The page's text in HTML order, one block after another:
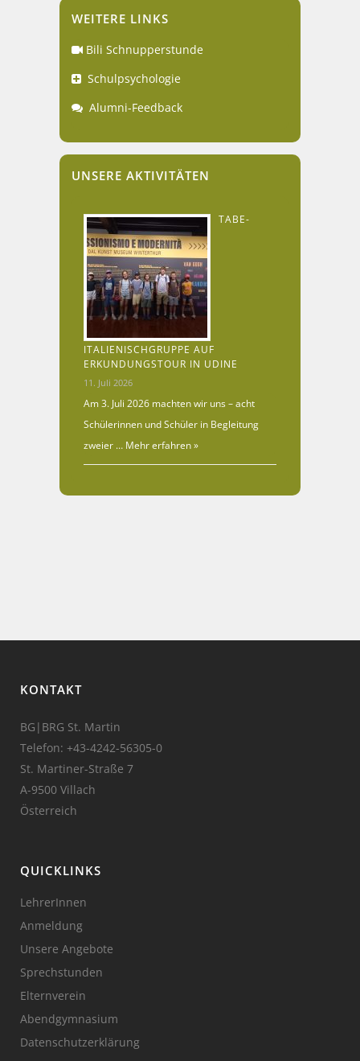
WEITERE LINKS
Bili Schnupperstunde
Schulpsychologie
Alumni-Feedback
UNSERE AKTIVITÄTEN
TABE-
ITALIENISCHGRUPPE AUF
ERKUNDUNGSTOUR IN UDINE
11. Juli 2026
Am 3. Juli 2026 machten wir uns – acht
Schülerinnen und Schüler in Begleitung
zweier … Mehr erfahren »
KONTAKT
BG|BRG St. Martin
Telefon: +43-4242-56305-0
St. Martiner-Straße 7
A-9500 Villach
Österreich
QUICKLINKS
LehrerInnen
Anmeldung
Unsere Angebote
Sprechstunden
Elternverein
Abendgymnasium
Datenschutzerklärung